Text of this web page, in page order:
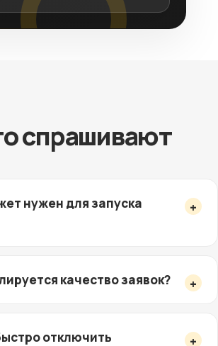
спрашивают
нужен для запуска
качество заявок?
отключить